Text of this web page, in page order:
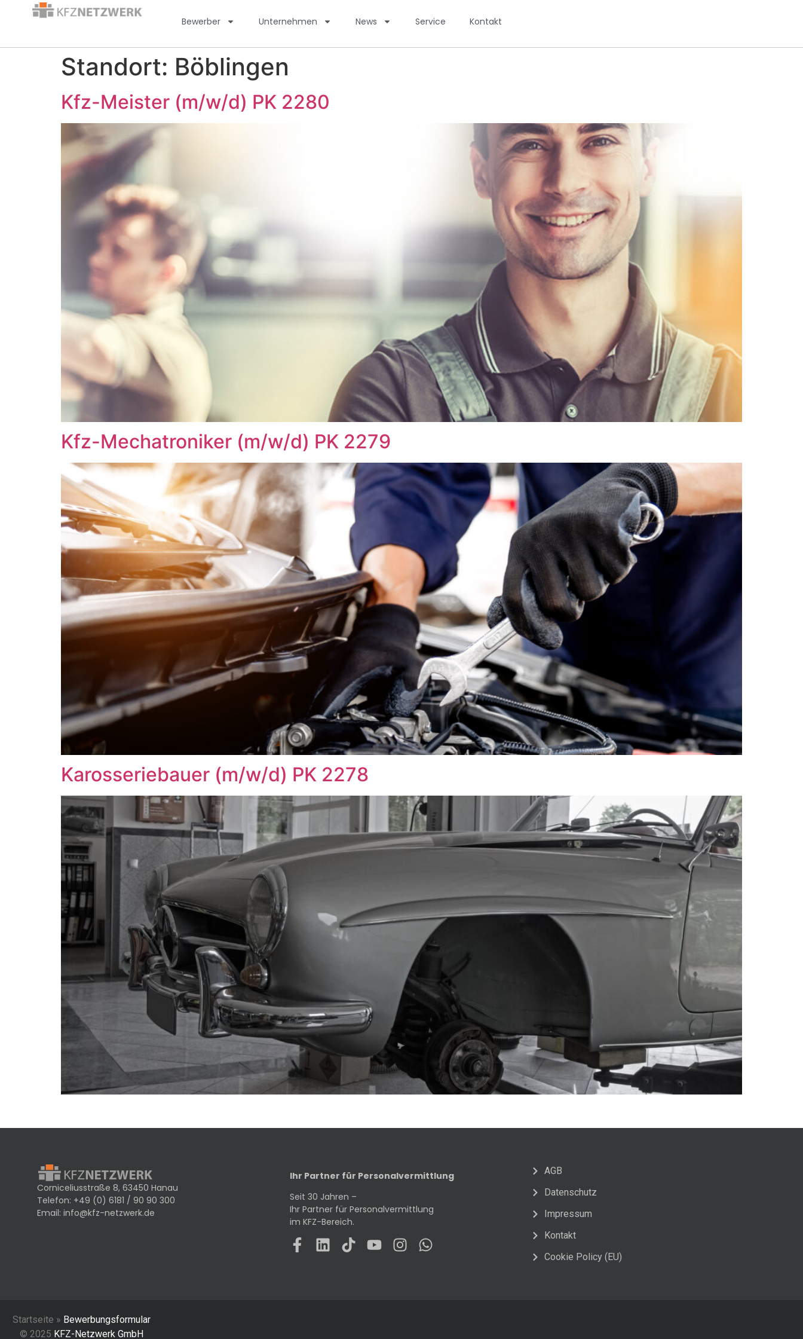
Bewerber Unternehmen News Service Kontakt
Standort: Böblingen
Kfz-Meister (m/w/d) PK 2280
Kfz-Mechatroniker (m/w/d) PK 2279
Karosseriebauer (m/w/d) PK 2278
Corniceliusstraße 8, 63450 Hanau
Telefon: +49 (0) 6181 / 90 90 300
Email: info@kfz-netzwerk.de
Ihr Partner für Personalvermittlung
Seit 30 Jahren –
Ihr Partner für Personalvermittlung
im KFZ-Bereich.
AGB
Datenschutz
Impressum
Kontakt
Cookie Policy (EU)
Startseite » Bewerbungsformular
© 2025 KFZ-Netzwerk GmbH